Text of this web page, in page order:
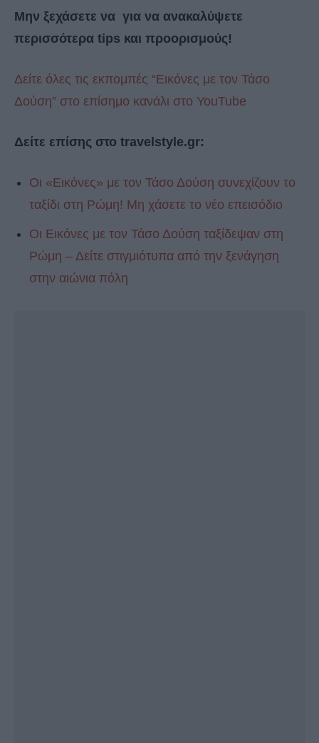
Μην ξεχάσετε να για να ανακαλύψετε
περισσότερα tips και προορισμούς!
Δείτε όλες τις εκπομπές “Εικόνες με τον Τάσο
Δούση” στο επίσημο κανάλι στο YouTube
Δείτε επίσης στο travelstyle.gr:
Οι «Εικόνες» με τον Τάσο Δούση συνεχίζουν το
ταξίδι στη Ρώμη! Μη χάσετε το νέο επεισόδιο
Οι Εικόνες με τον Τάσο Δούση ταξίδεψαν στη
Ρώμη – Δείτε στιγμιότυπα από την ξενάγηση
στην αιώνια πόλη